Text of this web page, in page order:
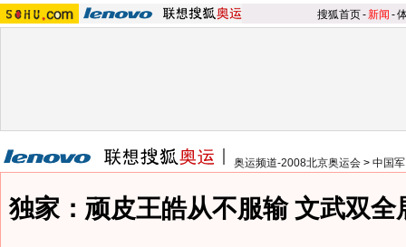
搜狐首页-新闻 -
奥运频道-2008北京奥运会 > 中国
独家：顽皮王皓从不服输 文武双全